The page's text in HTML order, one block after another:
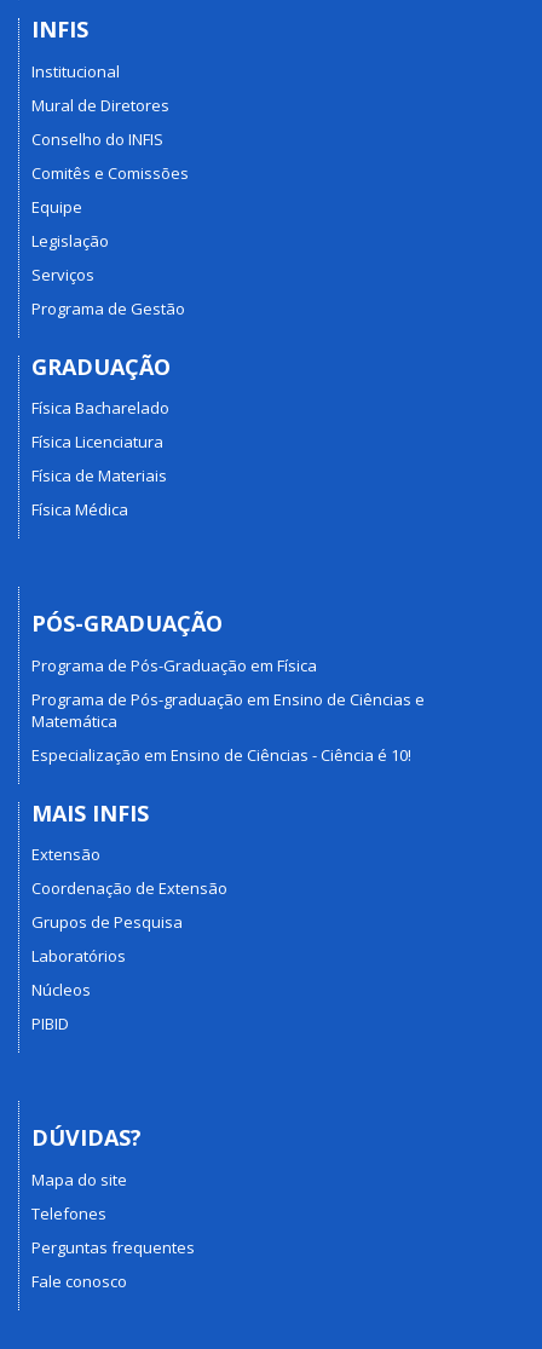
INFIS
Institucional
Mural de Diretores
Conselho do INFIS
Comitês e Comissões
Equipe
Legislação
Serviços
Programa de Gestão
GRADUAÇÃO
Física Bacharelado
Física Licenciatura
Física de Materiais
Física Médica
PÓS-GRADUAÇÃO
Programa de Pós-Graduação em Física
Programa de Pós-graduação em Ensino de Ciências e
Matemática
Especialização em Ensino de Ciências - Ciência é 10!
MAIS INFIS
Extensão
Coordenação de Extensão
Grupos de Pesquisa
Laboratórios
Núcleos
PIBID
DÚVIDAS?
Mapa do site
Telefones
Perguntas frequentes
Fale conosco